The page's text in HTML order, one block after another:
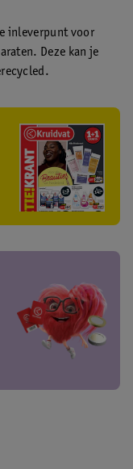
inleverpunt voor
Deze kan je